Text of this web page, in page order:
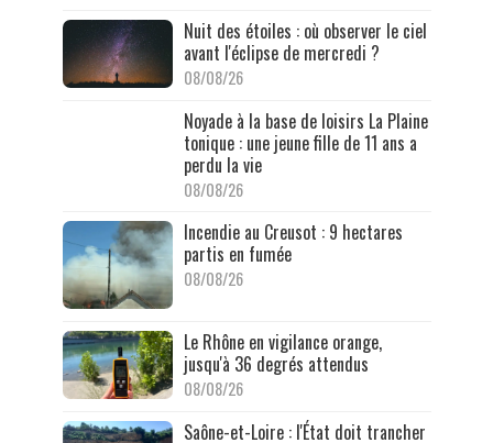
Nuit des étoiles : où observer le ciel
avant l'éclipse de mercredi ?
08/08/26
Noyade à la base de loisirs La Plaine
tonique : une jeune fille de 11 ans a
perdu la vie
08/08/26
Incendie au Creusot : 9 hectares
partis en fumée
08/08/26
Le Rhône en vigilance orange,
jusqu'à 36 degrés attendus
08/08/26
Saône-et-Loire : l'État doit trancher